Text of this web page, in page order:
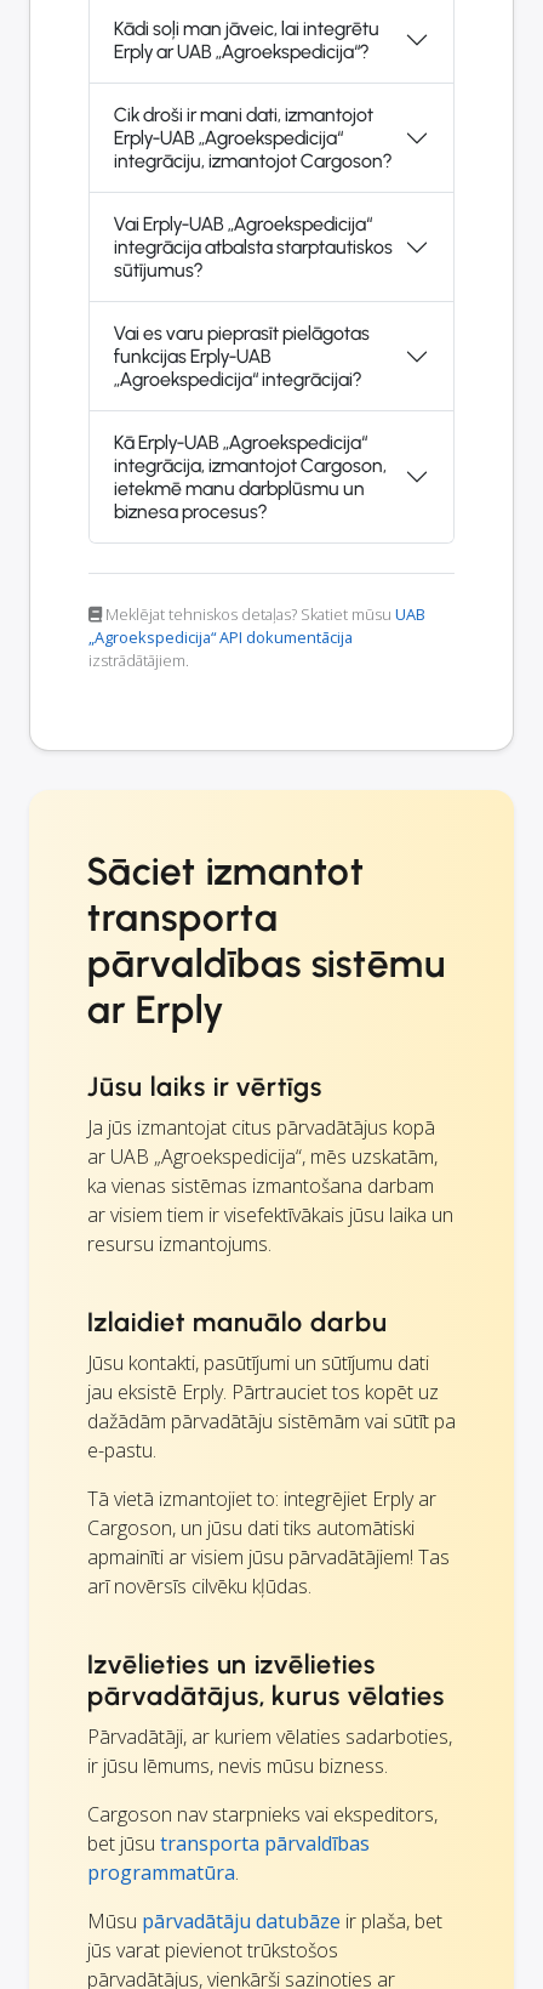
Kādi soļi man jāveic, lai integrētu
Erply ar UAB „Agroekspedicija“?
Cik droši ir mani dati, izmantojot
Erply-UAB „Agroekspedicija“
integrāciju, izmantojot Cargoson?
Vai Erply-UAB „Agroekspedicija“
integrācija atbalsta starptautiskos
sūtījumus?
Vai es varu pieprasīt pielāgotas
funkcijas Erply-UAB
„Agroekspedicija“ integrācijai?
Kā Erply-UAB „Agroekspedicija“
integrācija, izmantojot Cargoson,
ietekmē manu darbplūsmu un
biznesa procesus?
Meklējat tehniskos detaļas? Skatiet mūsu UAB
„Agroekspedicija“ API dokumentācija
izstrādātājiem.
Sāciet izmantot
transporta
pārvaldības sistēmu
ar Erply
Jūsu laiks ir vērtīgs
Ja jūs izmantojat citus pārvadātājus kopā
ar UAB „Agroekspedicija“, mēs uzskatām,
ka vienas sistēmas izmantošana darbam
ar visiem tiem ir visefektīvākais jūsu laika un
resursu izmantojums.
Izlaidiet manuālo darbu
Jūsu kontakti, pasūtījumi un sūtījumu dati
jau eksistē Erply. Pārtrauciet tos kopēt uz
dažādām pārvadātāju sistēmām vai sūtīt pa
e-pastu.
Tā vietā izmantojiet to: integrējiet Erply ar
Cargoson, un jūsu dati tiks automātiski
apmainīti ar visiem jūsu pārvadātājiem! Tas
arī novērsīs cilvēku kļūdas.
Izvēlieties un izvēlieties
pārvadātājus, kurus vēlaties
Pārvadātāji, ar kuriem vēlaties sadarboties,
ir jūsu lēmums, nevis mūsu bizness.
Cargoson nav starpnieks vai ekspeditors,
bet jūsu transporta pārvaldības
programmatūra.
Mūsu pārvadātāju datubāze ir plaša, bet
jūs varat pievienot trūkstošos
pārvadātājus, vienkārši sazinoties ar